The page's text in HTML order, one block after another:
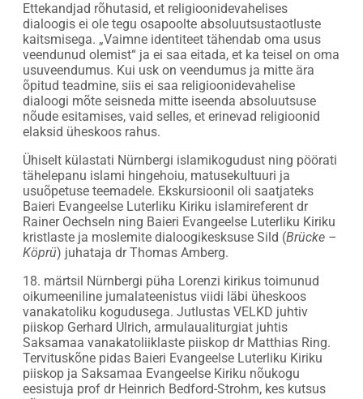
Ettekandjad rõhutasid, et religioonidevahelises
dialoogis ei ole tegu osapoolte absoluutsustaotluste
kaitsmisega. „Vaimne identiteet tähendab oma usus
veendunud olemist“ ja ei saa eitada, et ka teisel on oma
usuveendumus. Kui usk on veendumus ja mitte ära
õpitud teadmine, siis ei saa religioonidevahelise
dialoogi mõte seisneda mitte iseenda absoluutsuse
nõude esitamises, vaid selles, et erinevad religioonid
elaksid üheskoos rahus.
Ühiselt külastati Nürnbergi islamikogudust ning pöörati
tähelepanu islami hingehoiu, matusekultuuri ja
usuõpetuse teemadele. Ekskursioonil oli saatjateks
Baieri Evangeelse Luterliku Kiriku islamireferent dr
Rainer Oechseln ning Baieri Evangeelse Luterliku Kiriku
kristlaste ja moslemite dialoogikesksuse Sild (Brücke –
Köprü) juhataja dr Thomas Amberg.
18. märtsil Nürnbergi püha Lorenzi kirikus toimunud
oikumeeniline jumalateenistus viidi läbi üheskoos
vanakatoliku kogudusega. Jutlustas VELKD juhtiv
piiskop Gerhard Ulrich, armulaualiturgiat juhtis
Saksamaa vanakatoliiklaste piiskop dr Matthias Ring.
Tervituskõne pidas Baieri Evangeelse Luterliku Kiriku
piiskop ja Saksamaa Evangeelse Kiriku nõukogu
eesistuja prof dr Heinrich Bedford-Strohm, kes kutsus